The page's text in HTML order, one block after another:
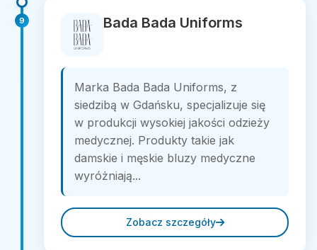
9 Bada Bada Uniforms
Marka Bada Bada Uniforms, z
siedzibą w Gdańsku, specjalizuje się
w produkcji wysokiej jakości odzieży
medycznej. Produkty takie jak
damskie i męskie bluzy medyczne
wyróżniają...
Zobacz szczegóły